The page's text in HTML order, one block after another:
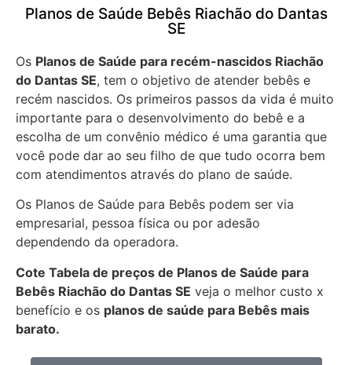
Planos de Saúde Bebês Riachão do Dantas
SE
Os Planos de Saúde para recém-nascidos Riachão
do Dantas SE, tem o objetivo de atender bebês e
recém nascidos. Os primeiros passos da vida é muito
importante para o desenvolvimento do bebê e a
escolha de um convênio médico é uma garantia que
você pode dar ao seu filho de que tudo ocorra bem
com atendimentos através do plano de saúde.
Os Planos de Saúde para Bebês podem ser via
empresarial, pessoa física ou por adesão
dependendo da operadora.
Cote Tabela de preços de Planos de Saúde para
Bebês Riachão do Dantas SE veja o melhor custo x
benefício e os planos de saúde para Bebês mais
barato.